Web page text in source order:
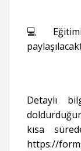
💻 Eğitimin
Detaylı
kısa
https://